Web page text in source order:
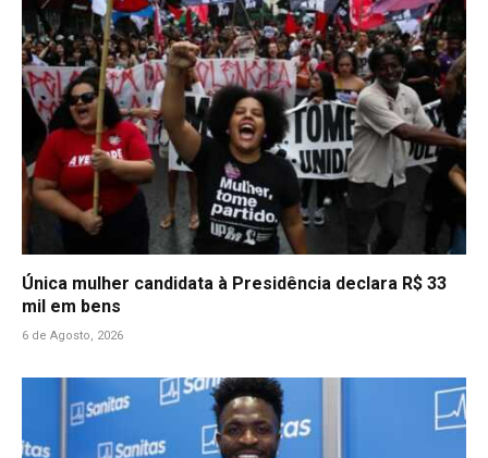
Única mulher candidata à Presidência declara R$ 33
mil em bens
6 de Agosto, 2026